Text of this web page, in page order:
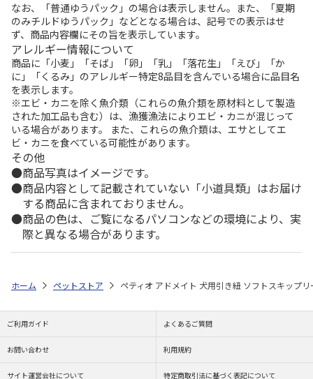
なお、「普通ゆうパック」の場合は表示しません。また、「夏期
のみチルドゆうパック」などとなる場合は、記号での表示はせ
ず、商品内容欄にその旨を表示しています。
アレルギー情報について
商品に「小麦」「そば」「卵」「乳」「落花生」「えび」「か
に」「くるみ」のアレルギー特定8品目を含んでいる場合に品目名
を表示します。
※エビ・カニを除く魚介類（これらの魚介類を原材料として製造
された加工品も含む）は、漁獲漁法によりエビ・カニが混じって
いる場合があります。 また、これらの魚介類は、エサとしてエ
ビ・カニを食べている可能性があります。
その他
商品写真はイメージです。
商品内容として記載されていない「小道具類」はお届け
する商品に含まれておりません。
商品の色は、ご覧になるパソコンなどの環境により、実
際と異なる場合があります。
ホーム ペットストア ペティオ アドメイト 犬用引き紐 ソフトスキップリ
ご利用ガイド よくあるご質問
お問い合わせ 利用規約
サイト運営会社について 特定商取引法に基づく表記について